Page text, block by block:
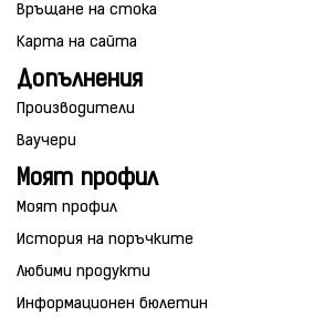
Връщане на стока
Карта на сайта
Допълнения
Производители
Ваучери
Моят профил
Моят профил
История на поръчките
Любими продукти
Информационен бюлетин